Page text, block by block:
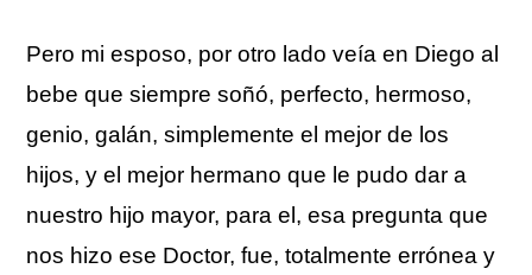
Pero mi esposo, por otro lado veía en Diego al
bebe que siempre soñó, perfecto, hermoso,
genio, galán, simplemente el mejor de los
hijos, y el mejor hermano que le pudo dar a
nuestro hijo mayor, para el, esa pregunta que
nos hizo ese Doctor, fue, totalmente errónea y